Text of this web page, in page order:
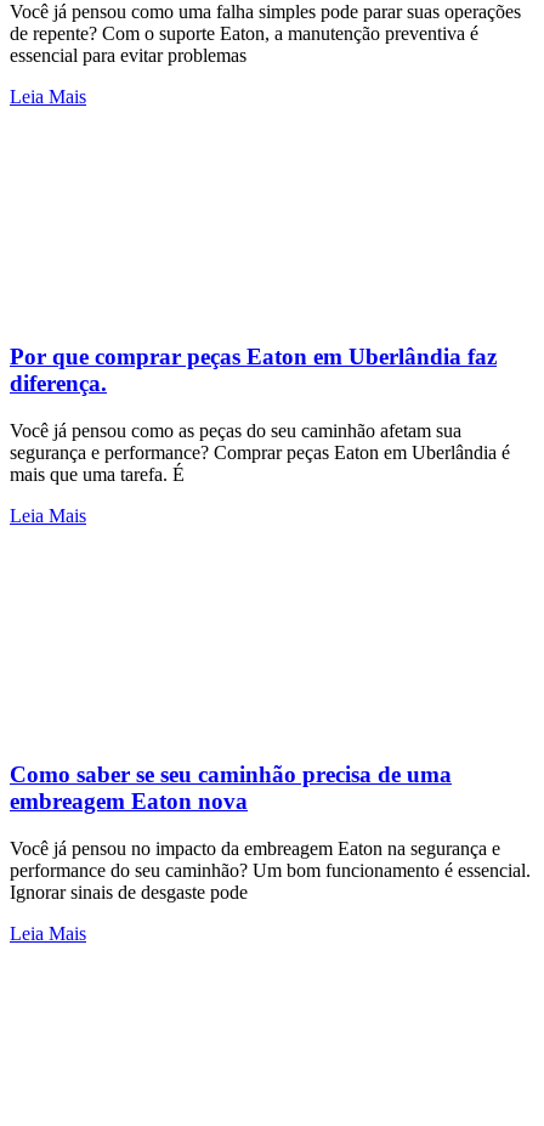
Você já pensou como uma falha simples pode parar suas operações
de repente? Com o suporte Eaton, a manutenção preventiva é
essencial para evitar problemas
Leia Mais
Por que comprar peças Eaton em Uberlândia faz
diferença.
Você já pensou como as peças do seu caminhão afetam sua
segurança e performance? Comprar peças Eaton em Uberlândia é
mais que uma tarefa. É
Leia Mais
Como saber se seu caminhão precisa de uma
embreagem Eaton nova
Você já pensou no impacto da embreagem Eaton na segurança e
performance do seu caminhão? Um bom funcionamento é essencial.
Ignorar sinais de desgaste pode
Leia Mais